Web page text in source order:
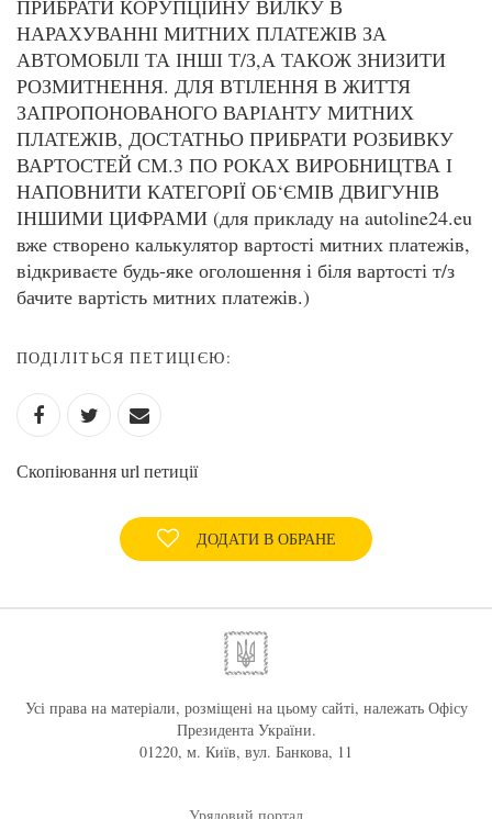
ПРИБРАТИ КОРУПЦІЙНУ ВИЛКУ В
НАРАХУВАННІ МИТНИХ ПЛАТЕЖІВ ЗА
АВТОМОБІЛІ ТА ІНШІ Т/З,А ТАКОЖ ЗНИЗИТИ
РОЗМИТНЕННЯ. ДЛЯ ВТІЛЕННЯ В ЖИТТЯ
ЗАПРОПОНОВАНОГО ВАРІАНТУ МИТНИХ
ПЛАТЕЖІВ, ДОСТАТНЬО ПРИБРАТИ РОЗБИВКУ
ВАРТОСТЕЙ СМ.3 ПО РОКАХ ВИРОБНИЦТВА І
НАПОВНИТИ КАТЕГОРІЇ ОБ‘ЄМІВ ДВИГУНІВ
ІНШИМИ ЦИФРАМИ (для прикладу на autoline24.eu
вже створено калькулятор вартості митних платежів,
відкриваєте будь-яке оголошення і біля вартості т/з
бачите вартість митних платежів.)
ПОДІЛІТЬСЯ ПЕТИЦІЄЮ:
Скопіювання url петиції
ДОДАТИ В ОБРАНЕ
Усі права на матеріали, розміщені на цьому сайті, належать Офісу
Президента України.
01220, м. Київ, вул. Банкова, 11